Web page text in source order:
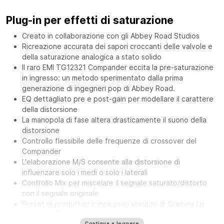
Plug-in per effetti di saturazione
Creato in collaborazione con gli Abbey Road Studios
Ricreazione accurata dei sapori croccanti delle valvole e
della saturazione analogica a stato solido
Il raro EMI TG12321 Compander eccita la pre-saturazione
in ingresso: un metodo sperimentato dalla prima
generazione di ingegneri pop di Abbey Road.
EQ dettagliato pre e post-gain per modellare il carattere
della distorsione
La manopola di fase altera drasticamente il suono della
distorsione
Controllo flessibile delle frequenze di crossover del
Compander
L'elaborazione M/S consente alla distorsione di
influenzare solo i medi o solo i laterali
Controllo Mix per miscelare il segnale saturato/distorto
con il segnale originale